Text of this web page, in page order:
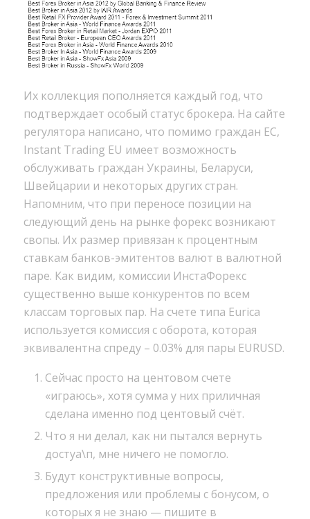
Их коллекция пополняется каждый год, что
подтверждает особый статус брокера. На сайте
регулятора написано, что помимо граждан ЕС,
Instant Trading EU имеет возможность
обслуживать граждан Украины, Беларуси,
Швейцарии и некоторых других стран.
Напомним, что при переносе позиции на
следующий день на рынке форекс возникают
свопы. Их размер привязан к процентным
ставкам банков-эмитентов валют в валютной
паре. Как видим, комиссии ИнстаФорекс
существенно выше конкурентов по всем
классам торговых пар. На счете типа Eurica
используется комиссия с оборота, которая
эквивалентна спреду – 0.03% для пары EURUSD.
Сейчас просто на центовом счете
«играюсь», хотя сумма у них приличная
сделана именно под центовый счёт.
Что я ни делал, как ни пытался вернуть
достуа\п, мне ничего не помогло.
Будут конструктивные вопросы,
предложения или проблемы с бонусом, о
которых я не знаю — пишите в